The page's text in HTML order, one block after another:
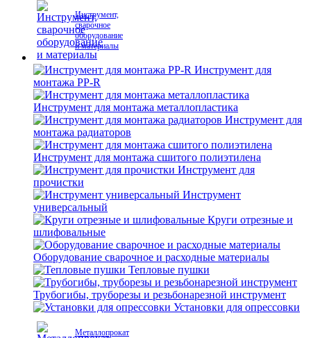
Инструмент,
сварочное
оборудование
и материалы
Инструмент для
монтажа PP-R
Инструмент для монтажа металлопластика
Инструмент для
монтажа радиаторов
Инструмент для монтажа сшитого полиэтилена
Инструмент для
прочистки
Инструмент
универсальный
Круги отрезные и
шлифовальные
Оборудование сварочное и расходные материалы
Тепловые пушки
Трубогибы, труборезы и резьбонарезной инструмент
Установки для опрессовки
Металлопрокат